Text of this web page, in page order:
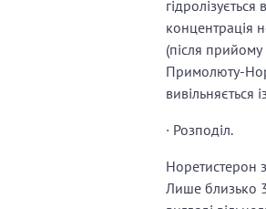
концентрація
(після
Примолюту-
вивільняється
· Розподіл.
Норетистерон
Лише близько